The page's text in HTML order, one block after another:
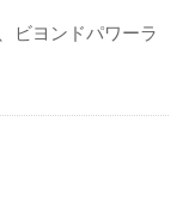
ビヨンドパワーラ